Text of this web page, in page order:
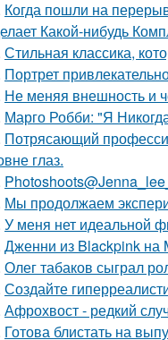
Когда пошли на
Какой-нибудь
Стильная классика,
Портрет
Не меняя внешность и
Марго Робби: "Я
Потрясающий
глаз.
Мы продолжаем
У меня нет идеальной
Дженни из Blackpink на
Олег табаков сыграл
Создайте
Афрохвост - редкий
Готова блистать на